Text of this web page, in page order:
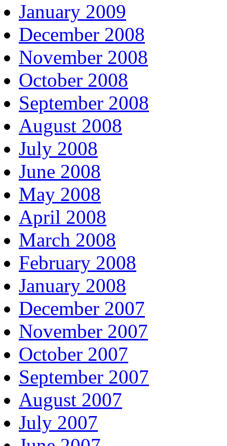
January 2009
December 2008
November 2008
October 2008
September 2008
August 2008
July 2008
June 2008
May 2008
April 2008
March 2008
February 2008
January 2008
December 2007
November 2007
October 2007
September 2007
August 2007
July 2007